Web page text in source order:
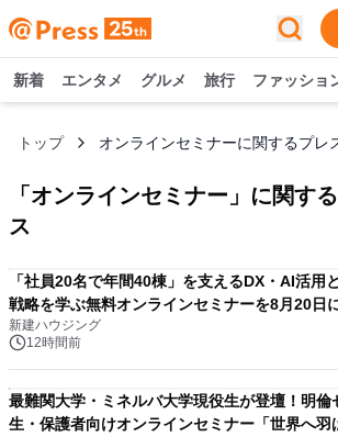
新着 エンタメ グルメ 旅行 ファッショ
トップ オンラインセミナーに関するプレ
「 オンラインセミナー 」に関す
ス
「社員20名で年間40棟」を支えるDX・AI活用
戦略を学ぶ無料オンラインセミナーを8月20日
新建ハウジング
12時間前
最難関大学・ミネルバ大学現役生が登壇！明倫
生・保護者向けオンラインセミナー「世界へ羽